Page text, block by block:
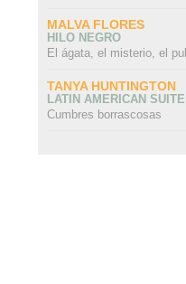
MALVA FLORES
HILO NEGRO
El ágata, el misterio, el
TANYA HUNTINGTON
LATIN AMERICAN SUITE
Cumbres borrascosas